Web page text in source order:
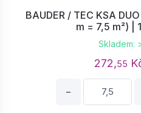
BAUDER / TEC KSA
m = 7,5 m²) |
Skladem:
272,55
−